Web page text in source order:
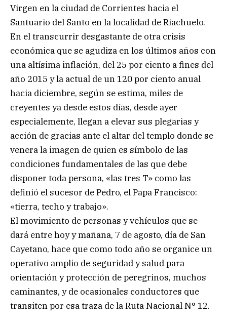
Virgen en la ciudad de Corrientes hacia el
Santuario del Santo en la localidad de Riachuelo.
En el transcurrir desgastante de otra crisis
económica que se agudiza en los últimos años con
una altísima inflación, del 25 por ciento a fines del
año 2015 y la actual de un 120 por ciento anual
hacia diciembre, según se estima, miles de
creyentes ya desde estos días, desde ayer
especialemente, llegan a elevar sus plegarias y
acción de gracias ante el altar del templo donde se
venera la imagen de quien es símbolo de las
condiciones fundamentales de las que debe
disponer toda persona, «las tres T» como las
definió el sucesor de Pedro, el Papa Francisco:
«tierra, techo y trabajo».
El movimiento de personas y vehículos que se
dará entre hoy y mañana, 7 de agosto, día de San
Cayetano, hace que como todo año se organice un
operativo amplio de seguridad y salud para
orientación y protección de peregrinos, muchos
caminantes, y de ocasionales conductores que
transiten por esa traza de la Ruta Nacional N° 12.